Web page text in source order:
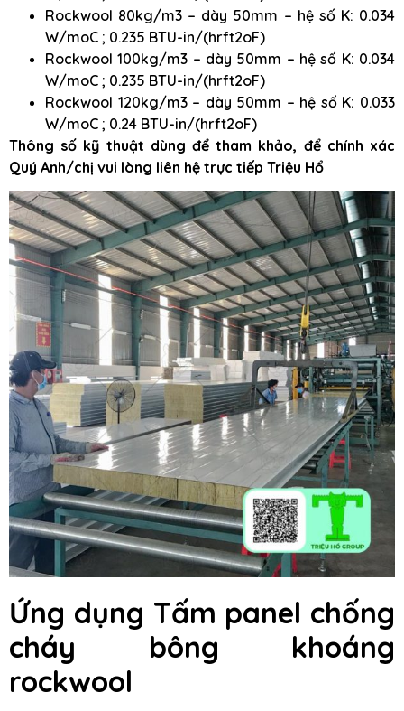
Rockwool 80kg/m3 – dày 50mm – hệ số K: 0.034
W/moC ; 0.235 BTU-in/(hrft2oF)
Rockwool 100kg/m3 – dày 50mm – hệ số K: 0.034
W/moC ; 0.235 BTU-in/(hrft2oF)
Rockwool 120kg/m3 – dày 50mm – hệ số K: 0.033
W/moC ; 0.24 BTU-in/(hrft2oF)
Thông số kỹ thuật dùng để tham khảo, để chính xác
Quý Anh/chị vui lòng liên hệ trực tiếp Triệu Hổ
Ứng dụng Tấm panel chống
cháy bông khoáng
rockwool